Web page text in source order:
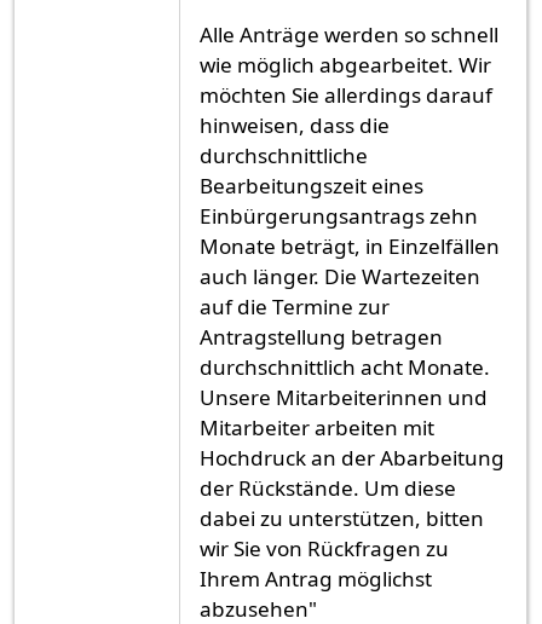
Alle Anträge werden so schnell
wie möglich abgearbeitet. Wir
möchten Sie allerdings darauf
hinweisen, dass die
durchschnittliche
Bearbeitungszeit eines
Einbürgerungsantrags zehn
Monate beträgt, in Einzelfällen
auch länger. Die Wartezeiten
auf die Termine zur
Antragstellung betragen
durchschnittlich acht Monate.
Unsere Mitarbeiterinnen und
Mitarbeiter arbeiten mit
Hochdruck an der Abarbeitung
der Rückstände. Um diese
dabei zu unterstützen, bitten
wir Sie von Rückfragen zu
Ihrem Antrag möglichst
abzusehen"